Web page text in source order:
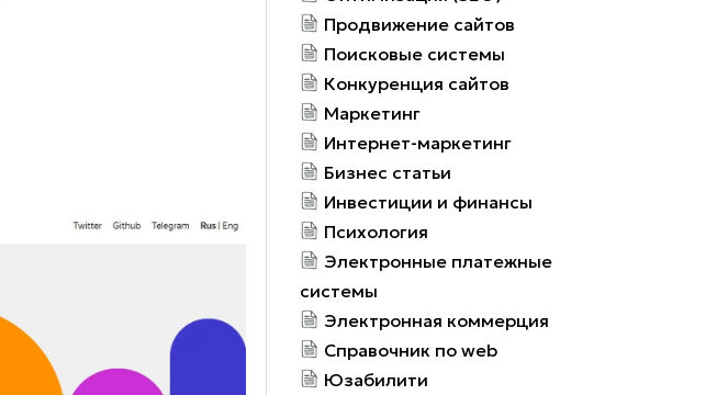
Продвижение сайтов
Поисковые системы
Конкуренция сайтов
Маркетинг
Интернет-маркетинг
Бизнес статьи
Инвестиции и финансы
Психология
Электронные платежные
системы
Электронная коммерция
Справочник по web
Юзабилити